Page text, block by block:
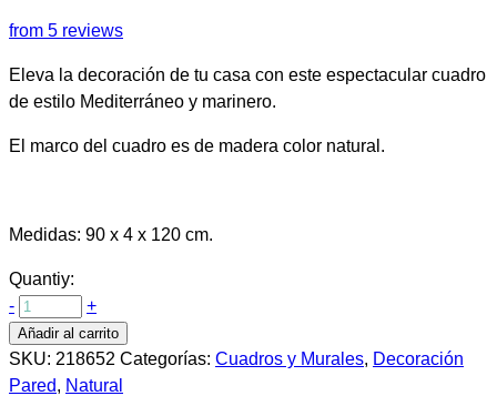
from 5 reviews
Eleva la decoración de tu casa con este espectacular cuadro
de estilo Mediterráneo y marinero.
El marco del cuadro es de madera color natural.
Medidas: 90 x 4 x 120 cm.
Quantiy:
-
+
Añadir al carrito
SKU: 218652 Categorías: Cuadros y Murales, Decoración
Pared, Natural